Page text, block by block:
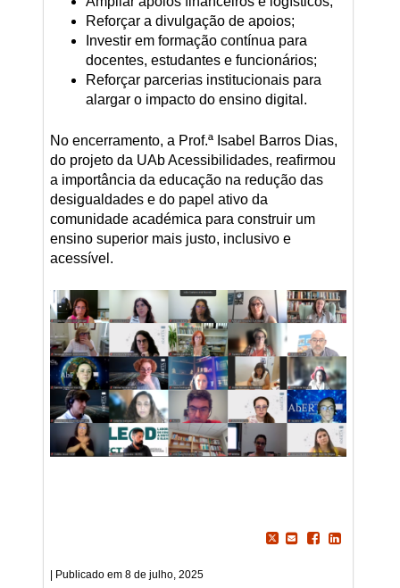
Reforçar a divulgação de apoios;
Investir em formação contínua para
docentes, estudantes e funcionários;
Reforçar parcerias institucionais para
alargar o impacto do ensino digital.
No encerramento, a Prof.ª Isabel Barros Dias,
do projeto da UAb Acessibilidades, reafirmou
a importância da educação na redução das
desigualdades e do papel ativo da
comunidade académica para construir um
ensino superior mais justo, inclusivo e
acessível.
8 de julho, 2025